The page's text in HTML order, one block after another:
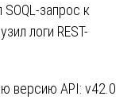
запрос к
логи REST-
версию API: v42.0